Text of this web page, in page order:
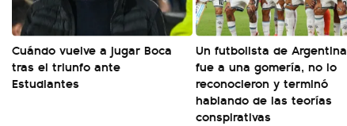
Cuándo vuelve a jugar Boca
tras el triunfo ante
Estudiantes
Un futbolista de Argentina
fue a una gomería, no lo
reconocieron y terminó
hablando de las teorías
conspirativas